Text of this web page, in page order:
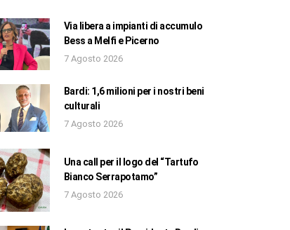
Via libera a impianti di accumulo
Bess a Melfi e Picerno
7 Agosto 2026
Bardi: 1,6 milioni per i nostri beni
culturali
7 Agosto 2026
Una call per il logo del “Tartufo
Bianco Serrapotamo”
7 Agosto 2026